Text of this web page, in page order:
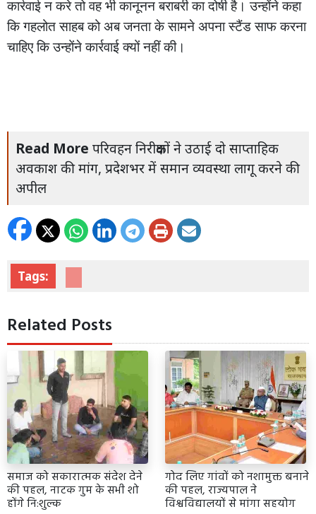
कार्रवाई न करे तो वह भी कानूनन बराबरी का दोषी है। उन्होंने कहा
कि गहलोत साहब को अब जनता के सामने अपना स्टैंड साफ करना
चाहिए कि उन्होंने कार्रवाई क्यों नहीं की।
Read More परिवहन निरीक्षकों ने उठाई दो साप्ताहिक
अवकाश की मांग, प्रदेशभर में समान व्यवस्था लागू करने की
अपील
Tags:
Related Posts
समाज को सकारात्मक संदेश देने
की पहल, नाटक गुम के सभी शो
होंगे नि:शुल्क
गोद लिए गांवों को नशामुक्त बनाने
की पहल, राज्यपाल ने
विश्वविद्यालयों से मांगा सहयोग